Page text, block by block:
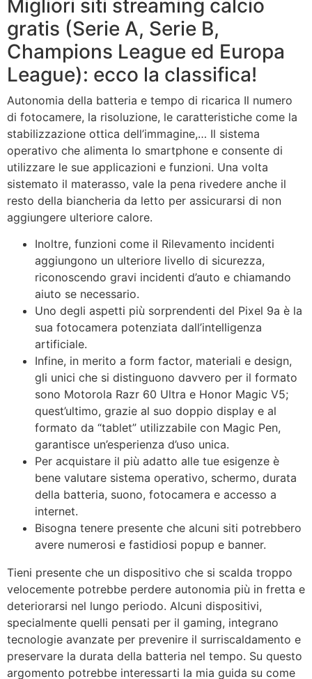
Migliori siti streaming calcio
gratis (Serie A, Serie B,
Champions League ed Europa
League): ecco la classifica!
Autonomia della batteria e tempo di ricarica Il numero
di fotocamere, la risoluzione, le caratteristiche come la
stabilizzazione ottica dell’immagine,… Il sistema
operativo che alimenta lo smartphone e consente di
utilizzare le sue applicazioni e funzioni. Una volta
sistemato il materasso, vale la pena rivedere anche il
resto della biancheria da letto per assicurarsi di non
aggiungere ulteriore calore.
Inoltre, funzioni come il Rilevamento incidenti
aggiungono un ulteriore livello di sicurezza,
riconoscendo gravi incidenti d’auto e chiamando
aiuto se necessario.
Uno degli aspetti più sorprendenti del Pixel 9a è la
sua fotocamera potenziata dall’intelligenza
artificiale.
Infine, in merito a form factor, materiali e design,
gli unici che si distinguono davvero per il formato
sono Motorola Razr 60 Ultra e Honor Magic V5;
quest’ultimo, grazie al suo doppio display e al
formato da “tablet” utilizzabile con Magic Pen,
garantisce un’esperienza d’uso unica.
Per acquistare il più adatto alle tue esigenze è
bene valutare sistema operativo, schermo, durata
della batteria, suono, fotocamera e accesso a
internet.
Bisogna tenere presente che alcuni siti potrebbero
avere numerosi e fastidiosi popup e banner.
Tieni presente che un dispositivo che si scalda troppo
velocemente potrebbe perdere autonomia più in fretta e
deteriorarsi nel lungo periodo. Alcuni dispositivi,
specialmente quelli pensati per il gaming, integrano
tecnologie avanzate per prevenire il surriscaldamento e
preservare la durata della batteria nel tempo. Su questo
argomento potrebbe interessarti la mia guida su come